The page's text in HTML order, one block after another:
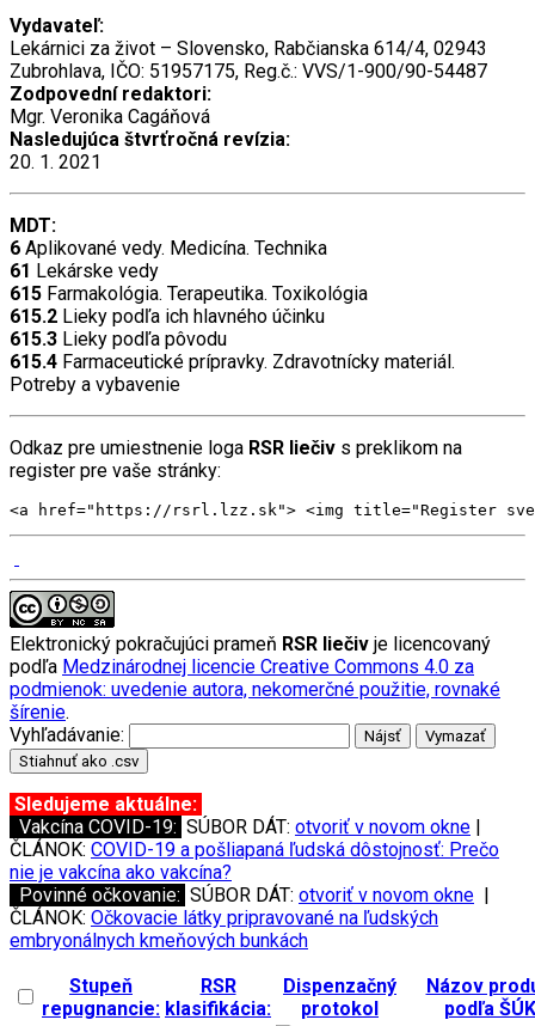
Vydavateľ:
Lekárnici za život – Slovensko, Rabčianska 614/4, 02943
Zubrohlava, IČO: 51957175, Reg.č.: VVS/1-900/90-54487
Zodpovední redaktori:
Mgr. Veronika Cagáňová
Nasledujúca štvrťročná revízia:
20. 1. 2021
MDT:
6 Aplikované vedy. Medicína. Technika
61 Lekárske vedy
615 Farmakológia. Terapeutika. Toxikológia
615.2 Lieky podľa ich hlavného účinku
615.3 Lieky podľa pôvodu
615.4 Farmaceutické prípravky. Zdravotnícky materiál.
Potreby a vybavenie
Odkaz pre umiestnenie loga RSR liečiv s preklikom na
register pre vaše stránky:
<a href="https://rsrl.lzz.sk"> <img title="Register
Elektronický pokračujúci prameň RSR liečiv je licencovaný
podľa Medzinárodnej licencie Creative Commons 4.0 za
podmienok: uvedenie autora, nekomerčné použitie, rovnaké
šírenie.
Vyhľadávanie:
Nájsť
Vymazať
Stiahnuť ako .csv
Sledujeme aktuálne:
Vakcína COVID-19: SÚBOR DÁT: otvoriť v novom okne |
ČLÁNOK: COVID-19 a pošliapaná ľudská dôstojnosť: Prečo
nie je vakcína ako vakcína?
Povinné očkovanie: SÚBOR DÁT: otvoriť v novom okne |
ČLÁNOK: Očkovacie látky pripravované na ľudských
embryonálnych kmeňových bunkách
Stupeň
repugnancie:
RSR
klasifikácia:
Dispenzačný
protokol
Názov
podľa